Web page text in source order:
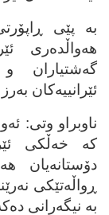
به‌ پێی
هه‌واڵده‌ری
گه‌شتیاران و
ئێرانییه‌کان
ناوبراو وتی:
که‌ خه‌ڵکی
دۆستانه‌یان
ڕواڵه‌تێکی
به‌ نیگه‌رانی